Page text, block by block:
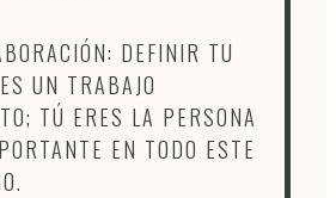
DEFINIR TU
UN TRABAJO
TÚ ERES LA PERSONA
EN TODO ESTE